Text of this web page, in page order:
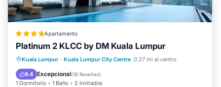
Apartamento
Platinum 2 KLCC by DM Kuala Lumpur
Kuala Lumpur · Kuala Lumpur City Centre 0.27 mi al centro
9.4 Excepcional(16 Reseñas)
1 Dormitorio 1 Baño 2 Invitados
Aparcamiento Piscina
Cocina
Aire acondicionado